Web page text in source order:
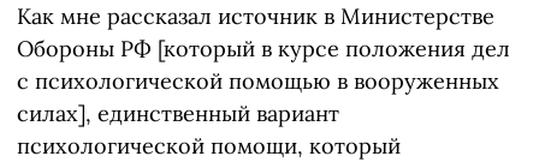
Как мне рассказал источник в Министерстве
Обороны РФ [который в курсе положения дел
с психологической помощью в вооруженных
силах], единственный вариант
психологической помощи, который